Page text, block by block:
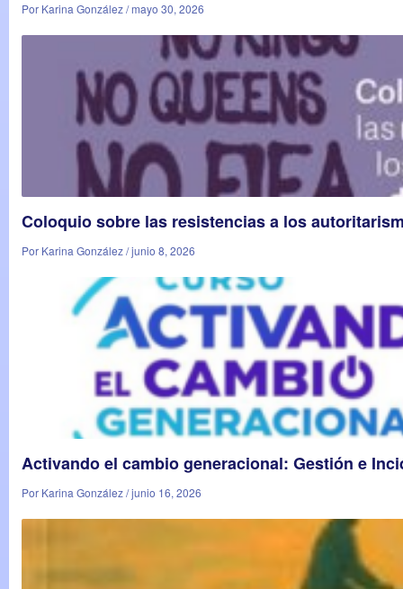
Por Karina González / mayo 30, 2026
Coloquio sobre las resistencias a los
Por Karina González / junio 8, 2026
Activando el cambio generacional: Gestión e
Por Karina González / junio 16, 2026